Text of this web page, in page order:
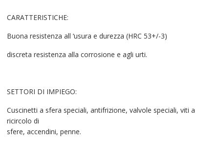
CARATTERISTICHE:
Buona resistenza all ‘usura e durezza (HRC 53+/-3)
discreta resistenza alla corrosione e agli urti.
SETTORI DI IMPIEGO:
Cuscinetti a sfera speciali, antifrizione, valvole speciali, viti a
ricircolo di
sfere, accendini, penne.